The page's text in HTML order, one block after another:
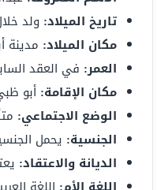
تاريخ الميلاد: ولد
مكان الميلاد: مدينة
العمر: في العقد
مكان الإقامة: أبو
الوضع الاجتماعي:
الجنسية: يحمل
الديانة والاعتقاد: